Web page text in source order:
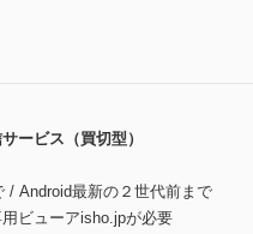
ービス（買切型）
/ Android最新の２世代前まで
ビューアisho.jpが必要